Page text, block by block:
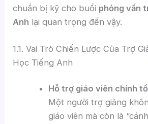
chuẩn bị kỹ cho buổi phỏng vấn
Anh lại quan trọng đến vậy.
1.1. Vai Trò Chiến Lược Của Trợ
Học Tiếng Anh
Hỗ trợ giáo viên chính
Một người trợ giảng
giáo viên mà còn là